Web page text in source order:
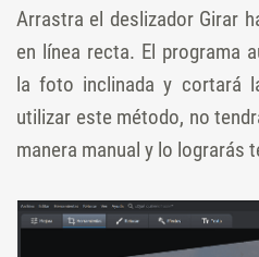
Arrastra el deslizador Girar
en línea recta. El programa
la foto inclinada y cortará
utilizar este método, no
manera manual y lo lograrás